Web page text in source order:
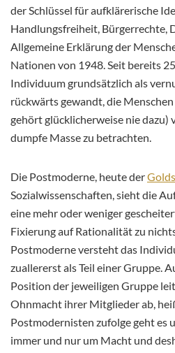
der Schlüssel für aufklärerische
Handlungsfreiheit, Bürgerrechte,
Allgemeine Erklärung der
Nationen von 1948. Seit bereits
Individuum grundsätzlich als
rückwärts gewandt, die
gehört glücklicherweise nie dazu)
dumpfe Masse zu betrachten.
Die Postmoderne, heute der
Sozialwissenschaften, sieht die
eine mehr oder weniger
Fixierung auf Rationalität zu
Postmoderne versteht das
zuallererst als Teil einer Gruppe.
Position der jeweiligen Gruppe
Ohnmacht ihrer Mitglieder ab,
Postmodernisten zufolge geht es
immer und nur um Macht und